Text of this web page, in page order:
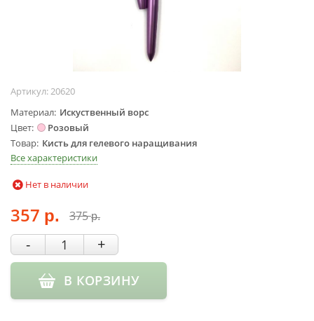
Аппараты для
маникюра и
педикюра
Инструменты
Лампы
Пылесосы
Стерилизаторы
УЗ-ванны
Фрезы и
насадки
Хранение
Артикул:20620
Материал Искуственный ворс
Цвет
Розовый
Товар Кисть для гелевого наращивания
Все характеристики
Нет в наличии
357 р. 375р.
- +
В КОРЗИНУ